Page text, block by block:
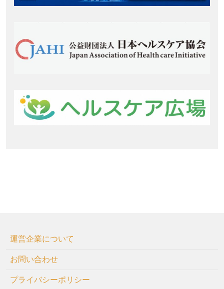
運営企業について
お問い合わせ
プライバシーポリシー